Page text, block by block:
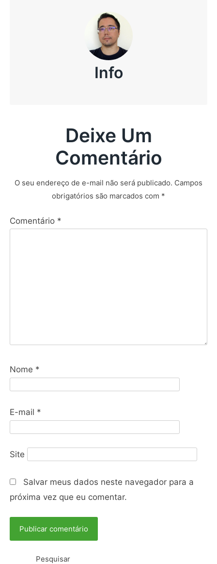
Info
Deixe Um
Comentário
O seu endereço de e-mail não será publicado. Campos
obrigatórios são marcados com *
Comentário *
Nome *
E-mail *
Site
Salvar meus dados neste navegador para a
próxima vez que eu comentar.
Pesquisar